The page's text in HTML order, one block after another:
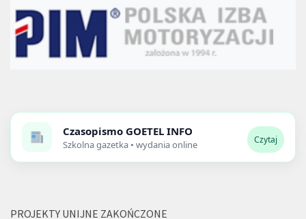
Czasopismo GOETEL INFO
Szkolna gazetka • wydania online Czytaj
PROJEKTY UNIJNE ZAKOŃCZONE